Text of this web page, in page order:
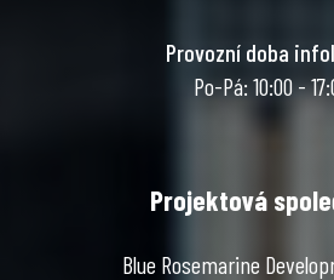
Provozní doba
Po-Pá: 10:00 -
Projektová
Blue Rosemarine